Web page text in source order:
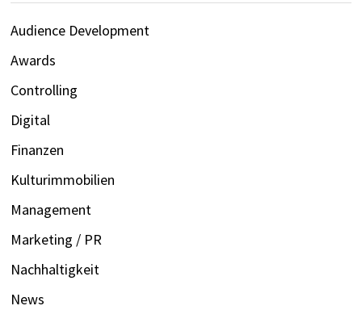
Audience Development
Awards
Controlling
Digital
Finanzen
Kulturimmobilien
Management
Marketing / PR
Nachhaltigkeit
News